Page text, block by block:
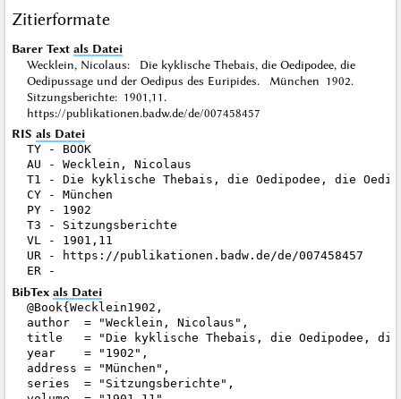
Zitierformate
Barer Text als Datei
Wecklein, Nicolaus: Die kyklische Thebais, die Oedipodee, die
Oedipussage und der Oedipus des Euripides. München 1902.
Sitzungsberichte: 1901,11.
https://publikationen.badw.de/de/007458457
RIS als Datei
TY - BOOK
AU - Wecklein, Nicolaus
T1 - Die kyklische Thebais, die Oedipodee, die
CY - München
PY - 1902
T3 - Sitzungsberichte
VL - 1901,11
UR - https://publikationen.badw.de/de/007458457
BibTex als Datei
@Book{Wecklein1902,
author  = "Wecklein, Nicolaus",
title   = "Die kyklische Thebais, die Oedipodee, die
year    = "1902",
address = "München",
series  = "Sitzungsberichte",